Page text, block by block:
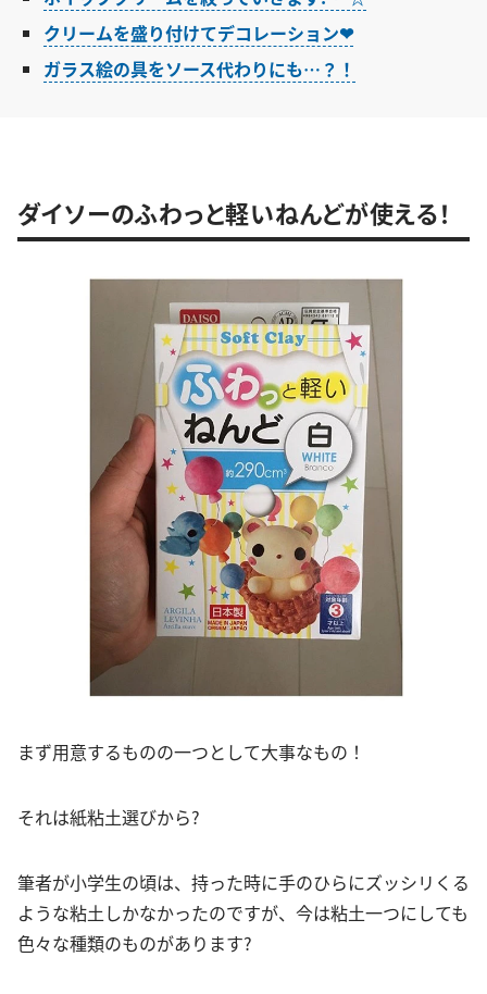
クリームを盛り付けてデコレーション❤︎
ガラス絵の具をソース代わりにも…？！
ダイソーのふわっと軽いねんどが使える！
まず用意するものの一つとして大事なもの！
それは紙粘土選びから?
筆者が小学生の頃は、持った時に手のひらにズッシリくる
ような粘土しかなかったのですが、今は粘土一つにしても
色々な種類のものがあります?